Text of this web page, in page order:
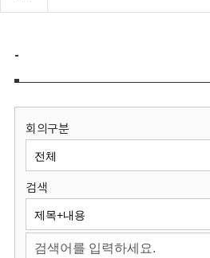
정
보
원
회
-
회의구분
검색